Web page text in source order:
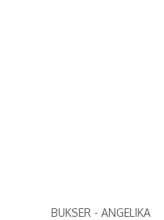
BUKSER - ANGELIKA